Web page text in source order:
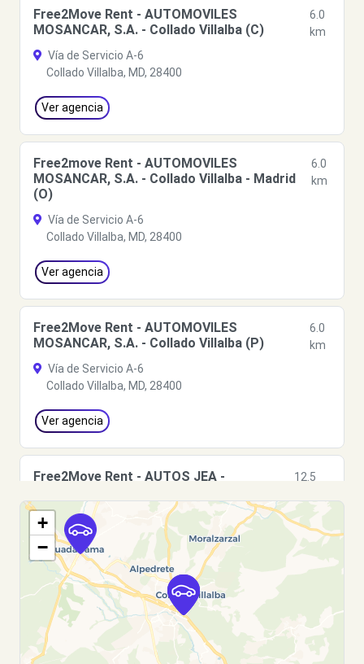
Free2Move Rent - AUTOMOVILES
MOSANCAR, S.A. - Collado Villalba (C)
6.0
km
Vía de Servicio A-6
Collado Villalba, MD, 28400
Ver agencia
Free2move Rent - AUTOMOVILES
MOSANCAR, S.A. - Collado Villalba - Madrid
(O)
6.0
km
Vía de Servicio A-6
Collado Villalba, MD, 28400
Ver agencia
Free2Move Rent - AUTOMOVILES
MOSANCAR, S.A. - Collado Villalba (P)
6.0
km
Vía de Servicio A-6
Collado Villalba, MD, 28400
Ver agencia
Free2Move Rent - AUTOS JEA -
12.5
C/ RÍO GUADIANA S/N
Guadarrama, 28440
Ver agencia
Free2move Rent - VIAN AS AUTOMOBILE
S.L. - Las Rozas (C)
13.3
+
−